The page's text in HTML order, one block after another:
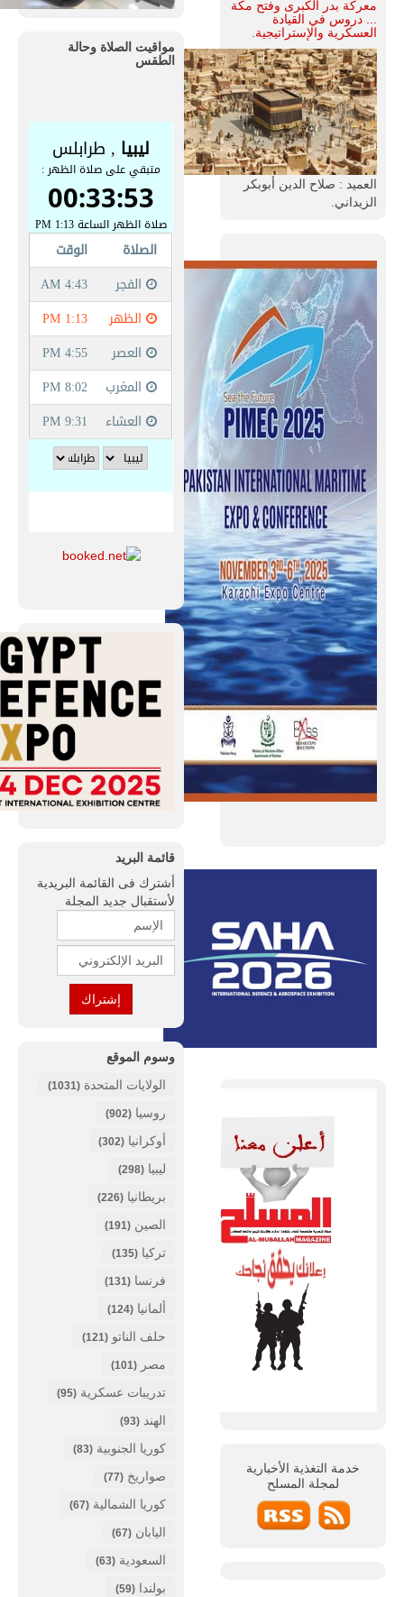
معركة بدر الكبرى وفتح مكة
... دروس في القيادة
العسكرية والإستراتيجية.
العميد : صلاح الدين أبوبكر
الزيداني.
خدمة التغذية الأخبارية
لمجلة المسلح
مواقيت الصلاة وحالة
الطقس
قائمة البريد
أشترك فى القائمة البريدية
لأستقبال جديد المجلة
وسوم الموقع
الولايات المتحدة (1031)
روسيا (902)
أوكرانيا (302)
ليبيا (298)
بريطانيا (226)
الصين (191)
تركيا (135)
فرنسا (131)
ألمانيا (124)
حلف الناتو (121)
مصر (101)
تدريبات عسكرية (95)
الهند (93)
كوريا الجنوبية (83)
صواريخ (77)
كوريا الشمالية (67)
اليابان (67)
السعودية (63)
بولندا (59)